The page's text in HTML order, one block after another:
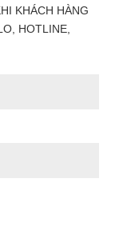
KHÁCH HÀNG
HOTLINE,